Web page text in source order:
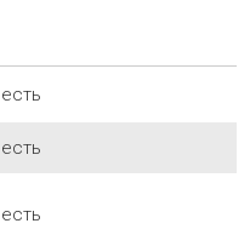
есть
есть
есть